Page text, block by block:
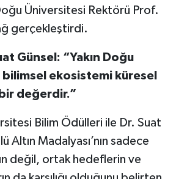
Üniversitesi Rektörü Prof.
gerçekleştirdi.
Günsel: “Yakın Doğu
ekosistemi küresel
değerdir.”
Bilim Ödülleri ile Dr. Suat
Altın Madalyası’nın sadece
değil, ortak hedeflerin ve